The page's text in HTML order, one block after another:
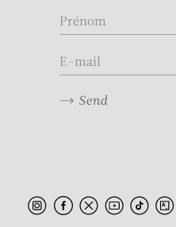
Send